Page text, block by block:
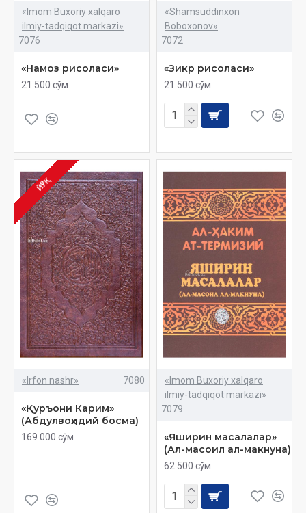
«Imom Buxoriy xalqaro
ilmiy-tadqiqot markazi»
7076
«Намоз рисоласи»
21 500 сўм
«Shamsuddinxon
Boboxonov»
7072
«Зикр рисоласи»
21 500 сўм
ЙЎҚ
«Irfon nashr» 7080
«Қуръони Карим»
(Абдулвоҳидий босма)
169 000 сўм
«Imom Buxoriy xalqaro
ilmiy-tadqiqot markazi»
7079
«Яширин масалалар»
(Ал-масоил ал-макнуна)
62 500 сўм